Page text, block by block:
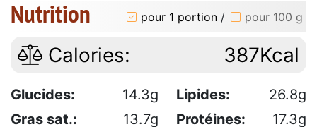
Nutrition pour 1 portion / pour 100 g
Calories: 387Kcal
Glucides: 14.3g Lipides:
26.8g
Gras sat.:
13.7g Protéines:
17.3g